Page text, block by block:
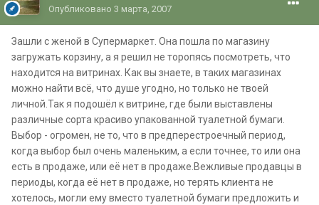
Опубликовано 3 марта, 2007
Зашли с женой в Супермаркет. Она пошла по магазину
загружать корзину, а я решил не торопясь посмотреть, что
находится на витринах. Как вы знаете, в таких магазинах
можно найти всё, что душе угодно, но только не твоей
личной.Так я подошёл к витрине, где были выставлены
различные сорта красиво упакованной туалетной бумаги.
Выбор - огромен, не то, что в предперестроечный период,
когда выбор был очень маленьким, а если точнее, то или она
есть в продаже, или её нет в продаже.Вежливые продавцы в
периоды, когда её нет в продаже, но терять клиента не
хотелось, могли ему вместо туалетной бумаги предложить и